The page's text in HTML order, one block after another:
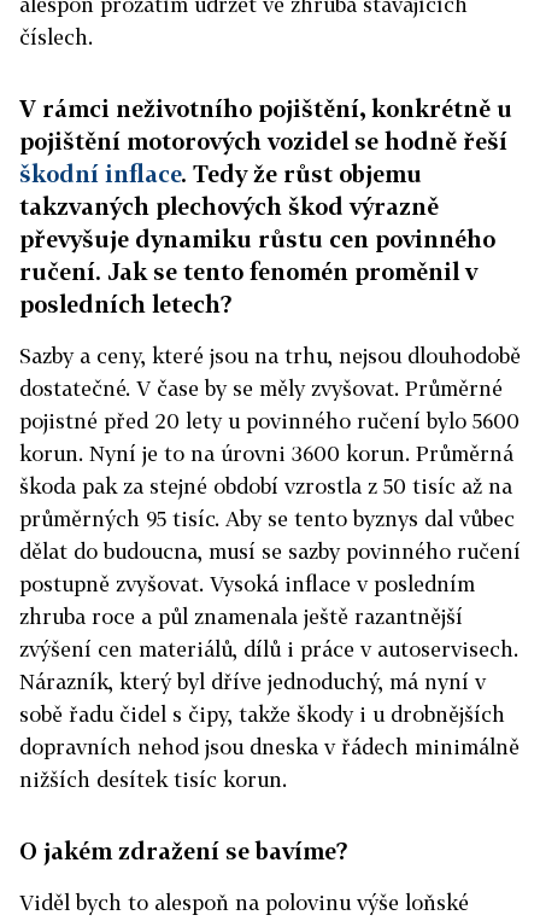
číslech.
V rámci neživotního pojištění, konkrétně u
pojištění motorových vozidel se hodně řeší
škodní inflace. Tedy že růst objemu
takzvaných plechových škod výrazně
převyšuje dynamiku růstu cen povinného
ručení. Jak se tento fenomén proměnil v
posledních letech?
Sazby a ceny, které jsou na trhu, nejsou dlouhodobě
dostatečné. V čase by se měly zvyšovat. Průměrné
pojistné před 20 lety u povinného ručení bylo 5600
korun. Nyní je to na úrovni 3600 korun. Průměrná
škoda pak za stejné období vzrostla z 50 tisíc až na
průměrných 95 tisíc. Aby se tento byznys dal vůbec
dělat do budoucna, musí se sazby povinného ručení
postupně zvyšovat. Vysoká inflace v posledním
zhruba roce a půl znamenala ještě razantnější
zvýšení cen materiálů, dílů i práce v autoservisech.
Nárazník, který byl dříve jednoduchý, má nyní v
sobě řadu čidel s čipy, takže škody i u drobnějších
dopravních nehod jsou dneska v řádech minimálně
nižších desítek tisíc korun.
O jakém zdražení se bavíme?
Viděl bych to alespoň na polovinu výše loňské